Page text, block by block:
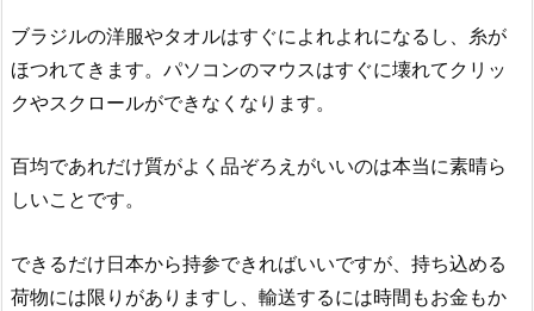
ブラジルの洋服やタオルはすぐによれよれになるし、糸が
ほつれてきます。パソコンのマウスはすぐに壊れてクリッ
クやスクロールができなくなります。
百均であれだけ質がよく品ぞろえがいいのは本当に素晴ら
しいことです。
できるだけ日本から持参できればいいですが、持ち込める
荷物には限りがありますし、輸送するには時間もお金もか